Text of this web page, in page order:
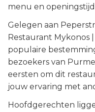
menu en
Gelegen aan
Restaurant Mykonos
populaire
bezoekers van
eersten om dit
jouw ervaring met
Hoofdgerechten